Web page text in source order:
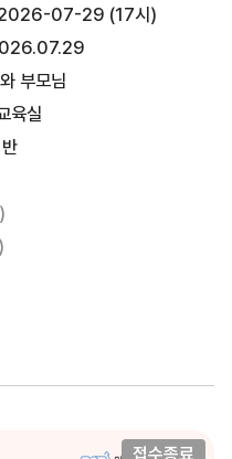
07-29 (17시)
부모님
육실
접수종료